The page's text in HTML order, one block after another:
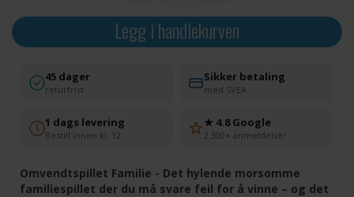
Legg i handlekurven
45 dager
returfrist
Sikker betaling
med SVEA
1 dags levering
Bestill innen kl. 12
★ 4.8 Google
2 300+ anmeldelser
Omvendtspillet Familie - Det hylende morsomme
familiespillet der du må svare feil for å vinne – og det